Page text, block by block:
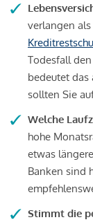
verlangen
Todesfall
bedeutet das
sollten Sie
Welche
hohe
etwas längere
Banken sind
Stimmt die